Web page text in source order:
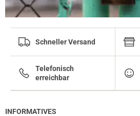
Schneller Versand
Telefonisch
erreichbar
INFORMATIVES